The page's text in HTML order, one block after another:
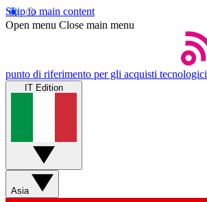
Skip to main content
Open menu Close main menu
punto di riferimento per gli acquisti tecnologici
IT Edition
Asia